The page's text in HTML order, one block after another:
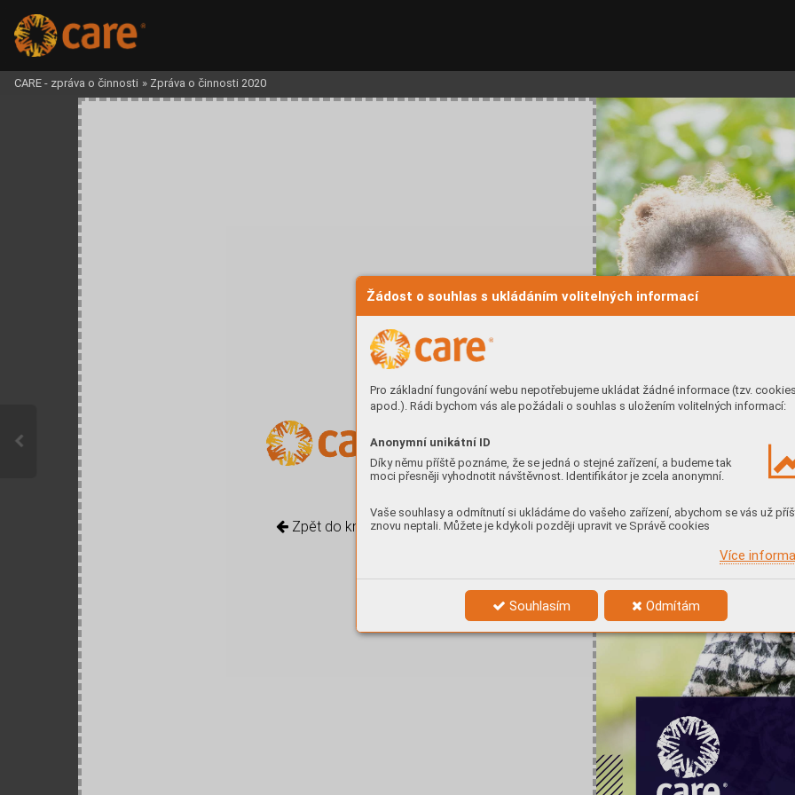
Žádost o souhlas s ukládáním volitelných informací
Pro základní fungování webu nepotřebujeme ukládat žádné informace (tzv.
apod.). Rádi bychom vás ale požádali o souhlas s uložením volitelných informací:
Anonymní unikátní ID
Díky němu příště poznáme, že se jedná o stejné zařízení, a budeme tak
moci přesněji vyhodnotit návštěvnost. Identifikátor je zcela anonymní.
Vaše souhlasy a odmítnutí si ukládáme do vašeho zařízení, abychom se vás už
znovu neptali. Můžete je kdykoli později upravit ve Správě cookies
Více
Souhlasím Odmítám
Zpět do knihovny
CARE - zpráva o činnosti » Zpráva o činnosti 2020